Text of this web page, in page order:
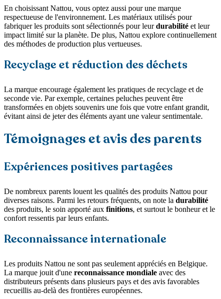
En choisissant Nattou, vous optez aussi pour une marque
respectueuse de l'environnement. Les matériaux utilisés pour
fabriquer les produits sont sélectionnés pour leurdurabilité et leur
impact limité sur la planète. De plus, Nattou explore continuellement
des méthodes de production plus vertueuses.
Recyclage et réduction des déchets
La marque encourage également les pratiques de recyclage et de
seconde vie. Par exemple, certaines peluches peuvent être
transformées en objets souvenirs une fois que votre enfant grandit,
évitant ainsi de jeter des éléments ayant une valeur sentimentale.
Témoignages et avis des parents
Expériences positives partagées
De nombreux parents louent les qualités des produits Nattou pour
diverses raisons. Parmi les retours fréquents, on note la durabilité
des produits, le soin apporté aux finitions, et surtout le bonheur et le
confort ressentis par leurs enfants.
Reconnaissance internationale
Les produits Nattou ne sont pas seulement appréciés en Belgique.
La marque jouit d'une reconnaissance mondiale avec des
distributeurs présents dans plusieurs pays et des avis favorables
recueillis au-delà des frontières européennes.